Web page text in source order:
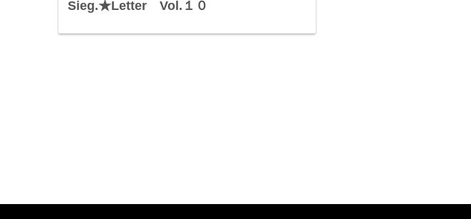
Sieg.★Letter Vol.１０